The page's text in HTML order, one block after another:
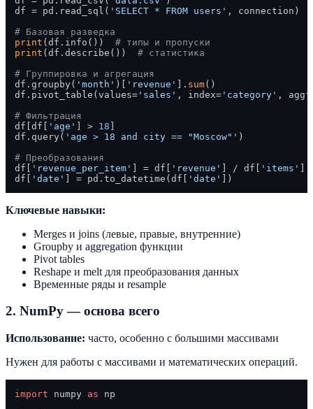
df = pd.read_sql( 'SELECT * FROM users' , connection)
# Базовая разведка
print (df.info()) # типы и пропуски
print (df.describe()) # статистика
# Группировка и агрегация
df.groupby( 'month' )[ 'revenue' ]. sum()
df.pivot_table(values= 'sales' , index= 'category' ,
# Фильтрация
df[df[ 'age' ] > 18 ]
df.query( 'age > 18 and city == "Moscow"' )
# Преобразования
df[ 'revenue_per_item' ] = df[ 'revenue' ] / df[ 'items' ]
df[ 'date' ] = pd.to_datetime(df[ 'date'
Ключевые навыки:
Merges и joins (левые, правые, внутренние)
Groupby и aggregation функции
Pivot tables
Reshape и melt для преобразования данных
Временные ряды и resample
2. NumPy — основа всего
Использование: часто, особенно с большими массивами
Нужен для работы с массивами и математических операций.
import numpy as np